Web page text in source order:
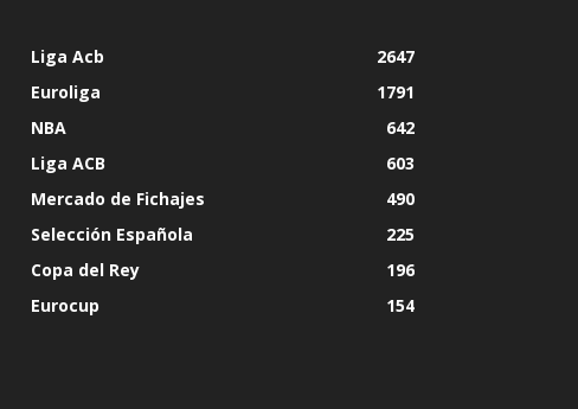
Liga Acb
2647
Euroliga
1791
NBA
642
Liga ACB
603
Mercado de Fichajes
490
Selección Española
225
Copa del Rey
196
Eurocup
154